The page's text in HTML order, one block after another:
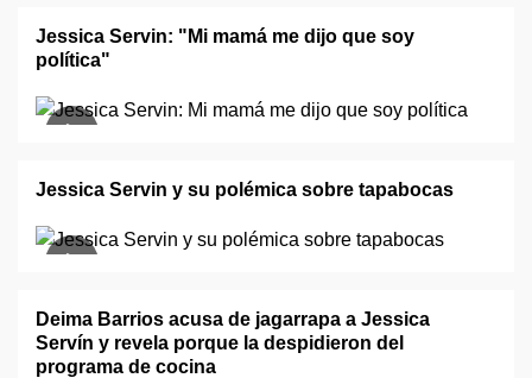
Jessica Servin: "Mi mamá me dijo que soy
política"
Jessica Servin y su polémica sobre tapabocas
Deima Barrios acusa de jagarrapa a Jessica
Servín y revela porque la despidieron del
programa de cocina